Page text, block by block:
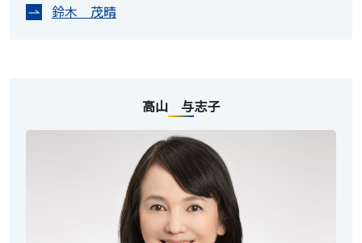
鈴木 茂晴
高山 与志子